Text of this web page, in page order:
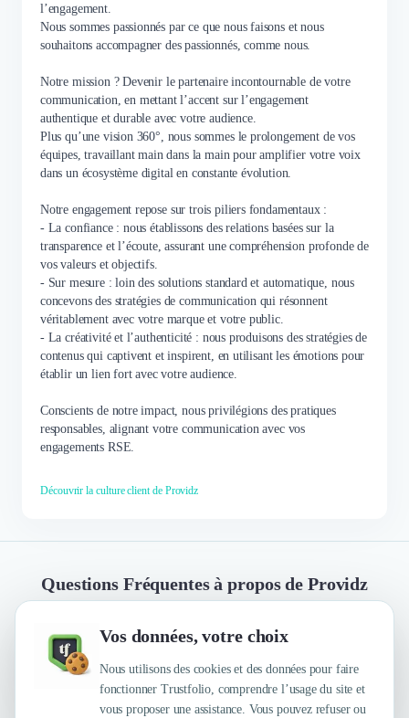
Vos données, votre choix
Nous utilisons des cookies et des données pour faire
fonctionner Trustfolio, comprendre l’usage du site et
vous proposer une assistance. Vous pouvez refuser ou
l’engagement.
Nous sommes passionnés par ce que nous faisons et nous
souhaitons accompagner des passionnés, comme nous.
Notre mission ? Devenir le partenaire incontournable de votre
communication, en mettant l’accent sur l’engagement
authentique et durable avec votre audience.
Plus qu’une vision 360°, nous sommes le prolongement de vos
équipes, travaillant main dans la main pour amplifier votre voix
dans un écosystème digital en constante évolution.
Notre engagement repose sur trois piliers fondamentaux :
- La confiance : nous établissons des relations basées sur la
transparence et l’écoute, assurant une compréhension profonde de
vos valeurs et objectifs.
- Sur mesure : loin des solutions standard et automatique, nous
concevons des stratégies de communication qui résonnent
véritablement avec votre marque et votre public.
- La créativité et l’authenticité : nous produisons des stratégies de
contenus qui captivent et inspirent, en utilisant les émotions pour
établir un lien fort avec votre audience.
Conscients de notre impact, nous privilégions des pratiques
responsables, alignant votre communication avec vos
engagements RSE.
Découvrir la culture client de Providz
Questions Fréquentes à propos de Providz
Quelles sont les principales qualités que leur
reconnaissent leurs clients ?